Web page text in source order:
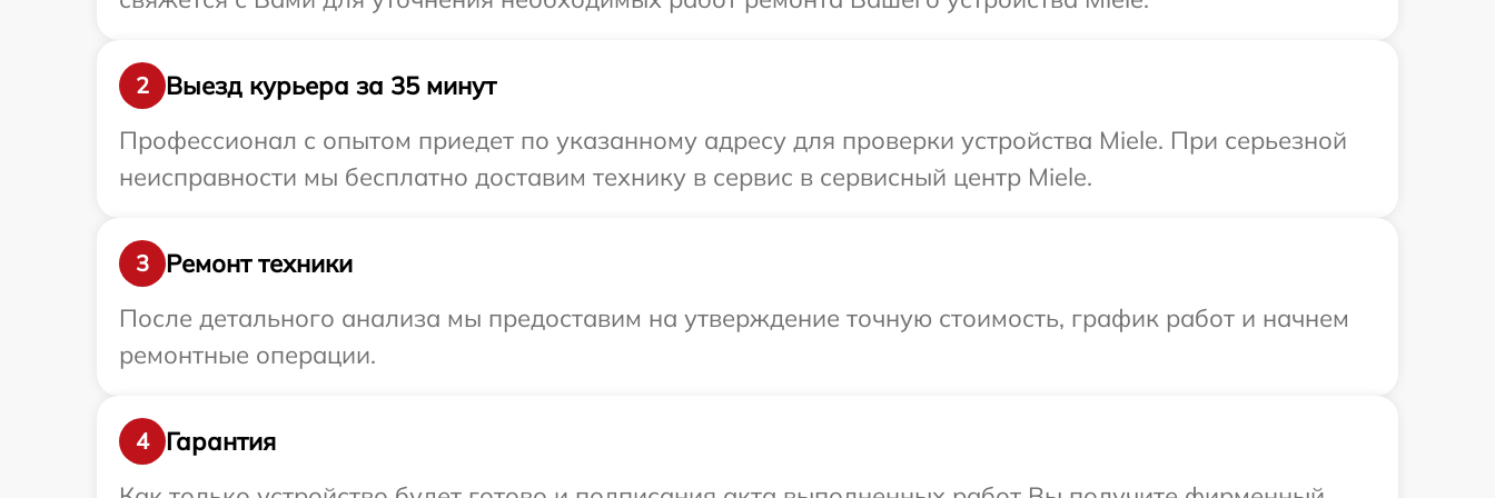
2
Выезд курьера за 35 минут
Профессионал с опытом приедет по указанному адресу для проверки устройства Miele. При серьезной
неисправности мы бесплатно доставим технику в сервис в сервисный центр Miele.
3
Ремонт техники
После детального анализа мы предоставим на утверждение точную стоимость, график работ и начнем
ремонтные операции.
4
Гарантия